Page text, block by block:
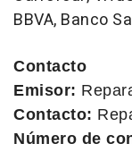
BBVA, Banco
Contacto
Emisor:
Contacto:
Número de